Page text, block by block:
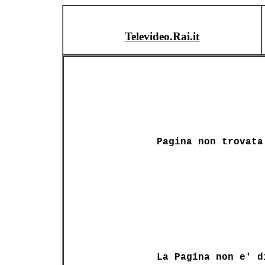
Televideo.Rai.it
Pagina non trovata
La Pagina non e'